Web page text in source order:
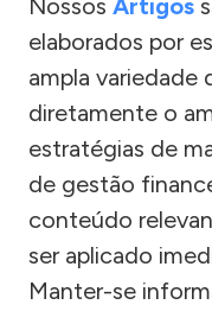
Nossos Artigos
elaborados por
ampla variedade
diretamente o
estratégias de
de gestão
conteúdo
ser aplicado
Manter-se